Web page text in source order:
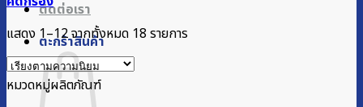
ติดต่อเรา
ตะกร้าสินค้า
แสดง 1–12 จากทั้งหมด 18 รายการ
หมวดหมู่ผลิตภัณฑ์